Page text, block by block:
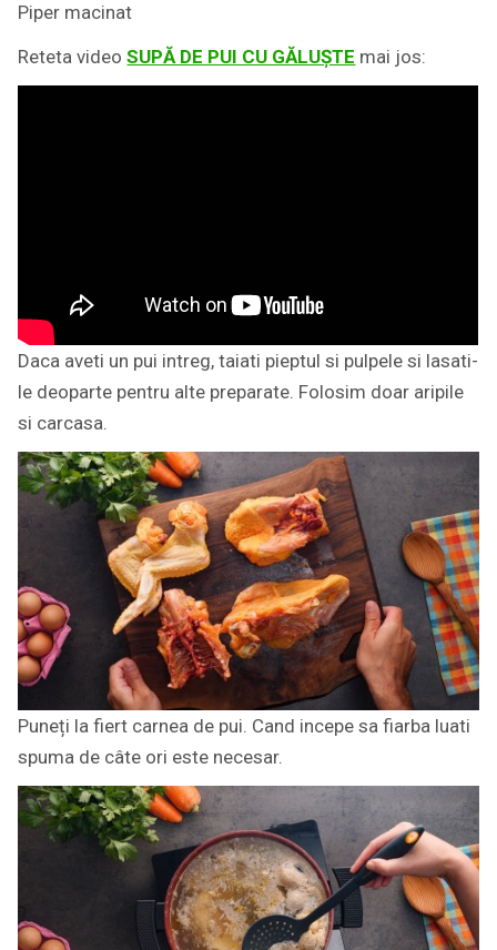
Piper macinat
Reteta videoSUPĂ DE PUI CU GĂLUȘTE mai jos:
Daca aveti un pui intreg, taiati pieptul si pulpele si lasati-
le deoparte pentru alte preparate. Folosim doar aripile
si carcasa.
Puneți la fiert carnea de pui. Cand incepe sa fiarba luati
spuma de câte ori este necesar.